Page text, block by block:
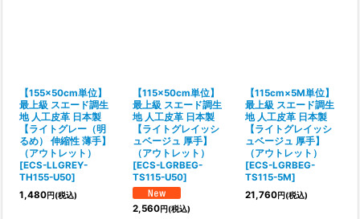
【155×50cm単位】
最上級 スエード調生
地 人工皮革 日本製
【ライトグレー（明
るめ） 伸縮性 薄手】
（アウトレット）
[ECS-LLGREY-
TH155-U50]
1,480円(税込)
【115×50cm単位】
最上級 スエード調生
地 人工皮革 日本製
【ライトグレイッシ
ュベージュ 厚手】
（アウトレット）
[ECS-LGRBEG-
TS115-U50]
2,560円(税込)
【115cm×5M単位】
最上級 スエード調生
地 人工皮革 日本製
【ライトグレイッシ
ュベージュ 厚手】
（アウトレット）
[ECS-LGRBEG-
TS115-5M]
21,760円(税込)